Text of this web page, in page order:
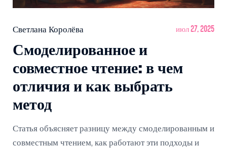
Светлана Королёва июл 27, 2025
Смоделированное и
совместное чтение: в чем
отличия и как выбрать
метод
Статья объясняет разницу между смоделированным и
совместным чтением, как работают эти подходы и